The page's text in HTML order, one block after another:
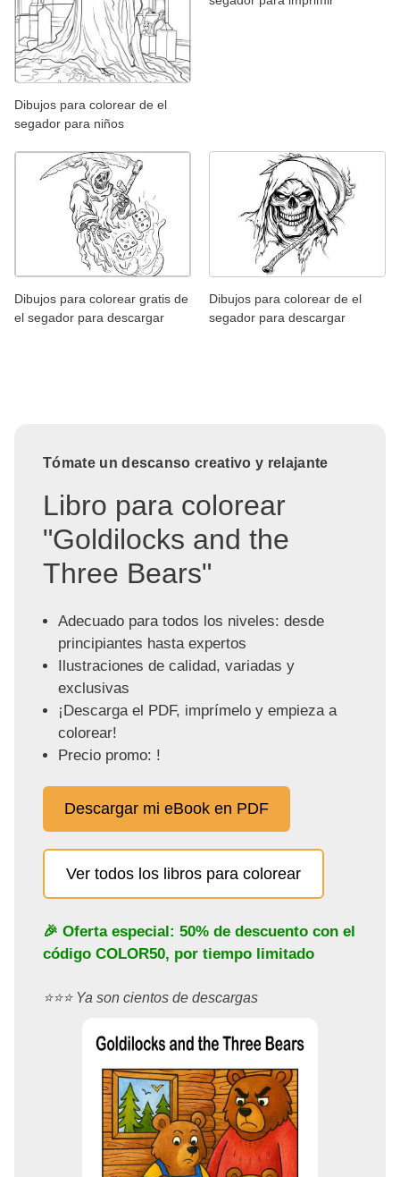
Dibujos para colorear de el
segador para niños
Dibujos para colorear gratis de
el segador para descargar
Dibujos para colorear de el
segador para descargar
Tómate un descanso creativo y relajante
Libro para colorear
"Goldilocks and the
Three Bears"
Adecuado para todos los niveles: desde
principiantes hasta expertos
Ilustraciones de calidad, variadas y
exclusivas
¡Descarga el PDF, imprímelo y empieza a
colorear!
Precio promo: !
Descargar mi eBook en PDF
Ver todos los libros para colorear
🎉 Oferta especial: 50% de descuento con el
código COLOR50, por tiempo limitado
⭐️⭐️⭐️ Ya son cientos de descargas